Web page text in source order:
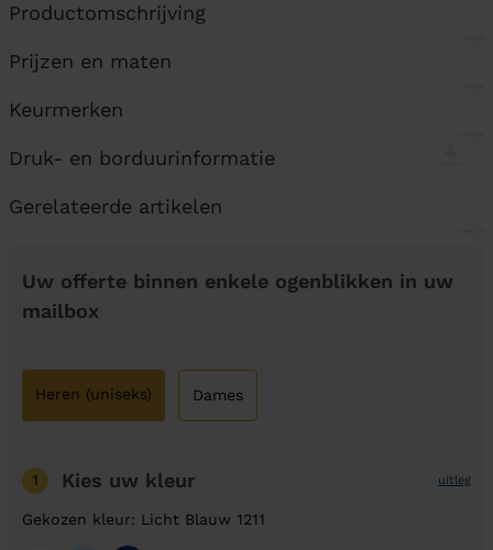
Productomschrijving
Prijzen en maten
Keurmerken
Druk- en borduurinformatie
Gerelateerde artikelen
Uw offerte binnen enkele ogenblikken in uw
mailbox
Heren (uniseks) Dames
1 Kies uw kleur uitleg
Gekozen kleur: Licht Blauw 1211